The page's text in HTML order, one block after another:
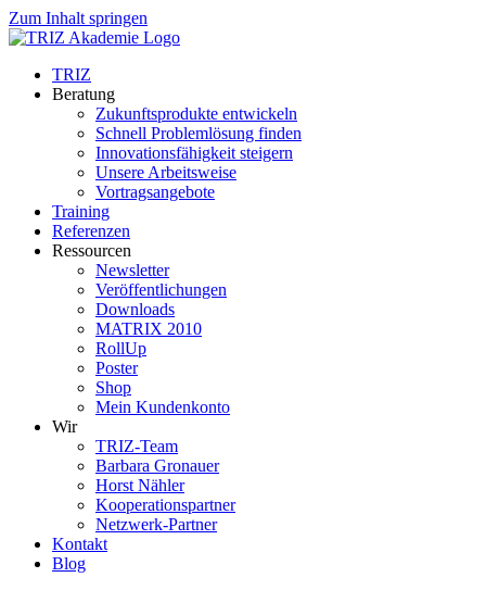
Zum Inhalt springen
TRIZ
Beratung
Zukunftsprodukte entwickeln
Schnell Problemlösung finden
Innovationsfähigkeit steigern
Unsere Arbeitsweise
Vortragsangebote
Training
Referenzen
Ressourcen
Newsletter
Veröffentlichungen
Downloads
MATRIX 2010
RollUp
Poster
Shop
Mein Kundenkonto
Wir
TRIZ-Team
Barbara Gronauer
Horst Nähler
Kooperationspartner
Netzwerk-Partner
Kontakt
Blog